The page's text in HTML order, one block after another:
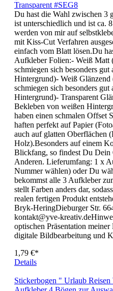
Kofferaufkleber, Aufkleber,
großer Koffer Sticker - 3
Transparent #SEG8
Du hast die Wahl zwischen 3
ist unterschiedlich und ist ca.
werden von mir auf
mit Kiss-Cut Verfahren
einfach vom Blatt lösen.Du
Aufkleber Folien:- Weiß Matt
schmiegen sich besonders gut
Hintergrund)- Weiß Glänzend
schmiegen sich besonders gut
Hintergrund)- Transparent
Bekleben von weißen
haben einen schmalen Offset
haften perfekt auf Papier
auch auf glatten Oberflächen
Holz).Besonders auf einem
Blickfang, so findest Du Dein
Anderen. Lieferumfang: 1 x
Nummer wählen) oder Du
bekommst alle 3 Aufkleber
stellt Farben anders dar,
realen fertigen Produkt
Bryk-HeringDieburger Str.
kontakt@yve-
digitale Bildbearbeitung und
Details